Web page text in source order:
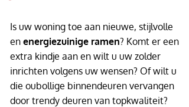
Is uw woning toe aan nieuwe, stijlvolle
en energiezuinige ramen? Komt er een
extra kindje aan en wilt u uw zolder
inrichten volgens uw wensen? Of wilt u
die oubollige binnendeuren vervangen
door trendy deuren van topkwaliteit?